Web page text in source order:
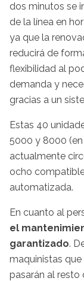
dos minutos se
de la línea en
ya que la
reducirá de
flexibilidad al
demanda y
gracias a un
Estas 40
5000 y 8000
actualmente
ocho
automatizada.
En cuanto al
el
garantizado.
maquinistas
pasarán al resto